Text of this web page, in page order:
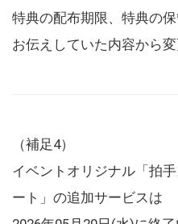
特典の配布期限、特典の
お伝えしていた内容から変
（補足4）
イベントオリジナル「拍
ート」の追加サービスは